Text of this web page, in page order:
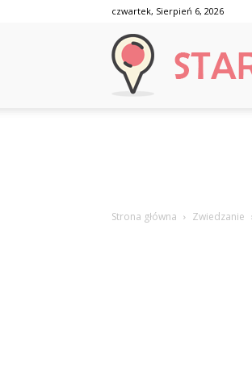
czwartek, Sierpień 6, 2026
Strona główna Zwiedzanie